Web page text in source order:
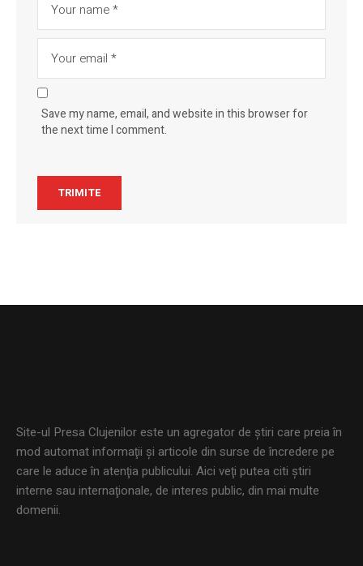
Save my name, email, and website in this browser for
the next time I comment.
Site-ul Presa Clujenilor este un agregator de ştiri care preia în
mod automat informaţii şi articole din surse de încredere pe
care le aduce în atenţia publicului. Aici veţi putea citi ştiri
interne sau internaţionale, de interes public, din mai multe
domenii.